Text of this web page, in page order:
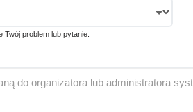
problem lub pytanie.